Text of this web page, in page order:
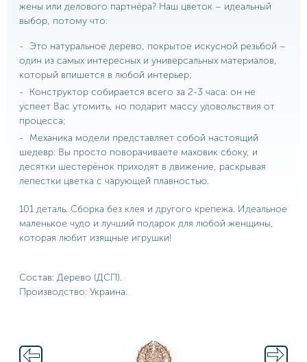
жены или делового партнёра? Наш цветок – идеальный
выбор, потому что:
Это натуральное дерево, покрытое искусной резьбой –
один из самых интересных и универсальных материалов,
который впишется в любой интерьер;
Конструктор собирается всего за 2-3 часа: он не
успеет Вас утомить, но подарит массу удовольствия от
процесса;
Механика модели представляет собой настоящий
шедевр: Вы просто поворачиваете маховик сбоку, и
десятки шестерёнок приходят в движение, раскрывая
лепестки цветка с чарующей плавностью.
101 деталь. Сборка без клея и другого крепежа. Идеальное
маленькое чудо и лучший подарок для любой женщины,
которая любит изящные игрушки!
Cостав: Дерево (ДСП).
Производство: Украина.